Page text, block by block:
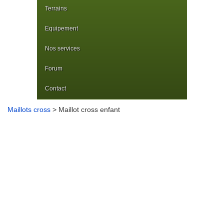
Terrains
Equipement
Nos services
Forum
Contact
Maillots cross > Maillot cross enfant